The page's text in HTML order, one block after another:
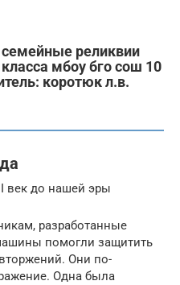
реликвии
мбоу бго сош 10
коротюк л.в.
век до нашей эры
разработанные
помогли защитить
Они по-
Одна была